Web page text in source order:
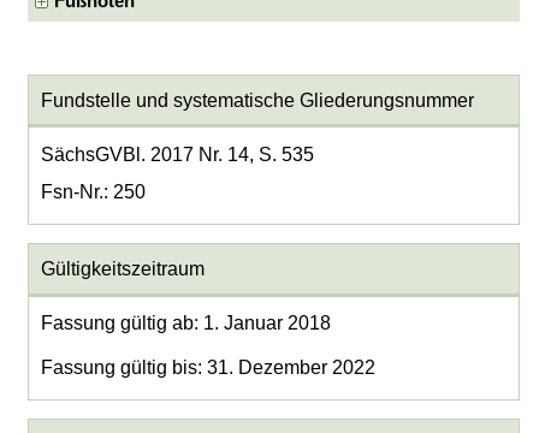
Fundstelle und systematische Gliederungsnummer
SächsGVBl. 2017 Nr. 14, S. 535
Fsn-Nr.: 250
Gültigkeitszeitraum
Fassung gültig ab: 1. Januar 2018
Fassung gültig bis: 31. Dezember 2022